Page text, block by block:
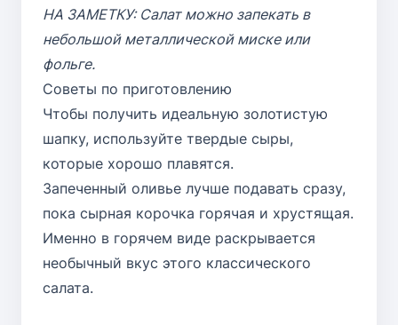
НА ЗАМЕТКУ: Салат можно запекать в
небольшой металлической миске или
фольге.
Советы по приготовлению
Чтобы получить идеальную золотистую
шапку, используйте твердые сыры,
которые хорошо плавятся.
Запеченный оливье лучше подавать сразу,
пока сырная корочка горячая и хрустящая.
Именно в горячем виде раскрывается
необычный вкус этого классического
салата.